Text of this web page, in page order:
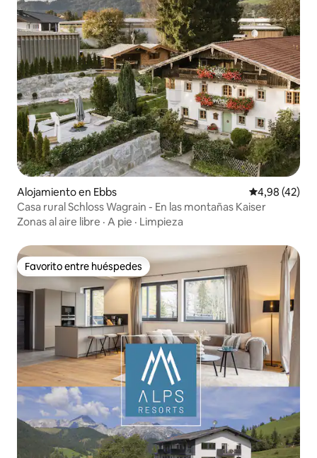
Alojamiento en Ebbs Calificación
4,98 (42)
Casa rural Schloss Wagrain - En las montañas Kaiser
Zonas al aire libre · A pie · Limpieza
Favorito entre huéspedes
Favorito entre huéspedes